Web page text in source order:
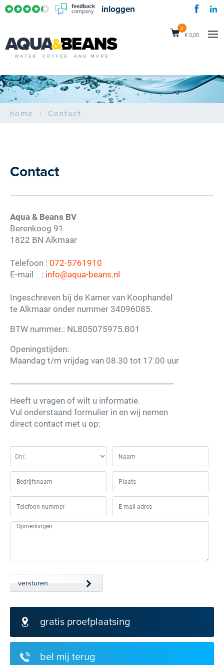
0
€ 0,00
inloggen
home Contact
Contact
Aqua & Beans BV
Berenkoog 91
1822 BN Alkmaar
Telefoon : 072-5761910
E-mail : info@aqua-beans.nl
Ingeschreven bij de Kamer van Koophandel
te Alkmaar onder nummer 34096085.
BTW nummer.: NL805075975.B01
Openingstijden:
Maandag t/m vrijdag van 08.30 tot 17.00 uur
Heeft u vragen of wilt u informatie.
Vul onderstaand formulier in en wij nemen
direct contact met u op:
versturen
gratis proefplaatsing
bel mij terug